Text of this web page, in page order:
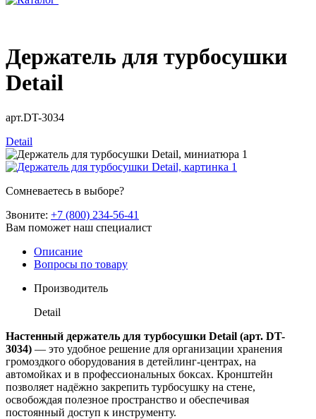
Держатель для турбосушки
Detail
арт.DT-3034
Detail
Сомневаетесь в выборе?
Звоните: +7 (800) 234-56-41
Вам поможет наш специалист
Описание
Вопросы по товару
Производитель
Detail
Настенный держатель для турбосушки Detail (арт. DT-
3034) — это удобное решение для организации хранения
громоздкого оборудования в детейлинг-центрах, на
автомойках и в профессиональных боксах. Кронштейн
позволяет надёжно закрепить турбосушку на стене,
освобождая полезное пространство и обеспечивая
постоянный доступ к инструменту.